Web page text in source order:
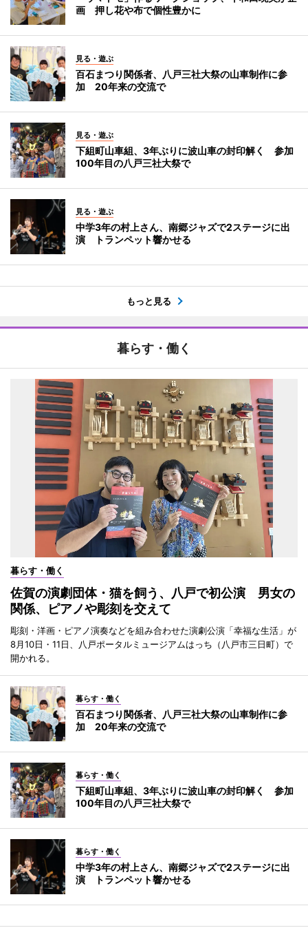
画 押し花や布で個性豊かに
見る・遊ぶ
百石まつり関係者、八戸三社大祭の山車制作に参
加 20年来の交流で
見る・遊ぶ
下組町山車組、3年ぶりに波山車の封印解く 参加
100年目の八戸三社大祭で
見る・遊ぶ
中学3年の村上さん、南郷ジャズで2ステージに出
演 トランペット響かせる
もっと見る
暮らす・働く
暮らす・働く
佐賀の演劇団体・猫を飼う、八戸で初公演 男女の
関係、ピアノや彫刻を交えて
彫刻・洋画・ピアノ演奏などを組み合わせた演劇公演「幸福な生活」が
8月10日・11日、八戸ポータルミュージアムはっち（八戸市三日町）で
開かれる。
暮らす・働く
百石まつり関係者、八戸三社大祭の山車制作に参
加 20年来の交流で
暮らす・働く
下組町山車組、3年ぶりに波山車の封印解く 参加
100年目の八戸三社大祭で
暮らす・働く
中学3年の村上さん、南郷ジャズで2ステージに出
演 トランペット響かせる